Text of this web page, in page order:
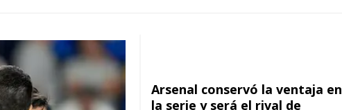
Arsenal conservó la ventaja en
la serie y será el rival de